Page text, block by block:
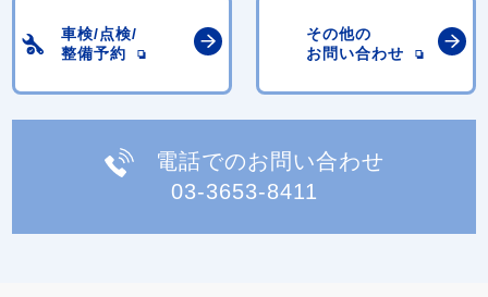
車検/点検/
整備予約
その他の
お問い合わせ
電話でのお問い合わせ
03-3653-8411